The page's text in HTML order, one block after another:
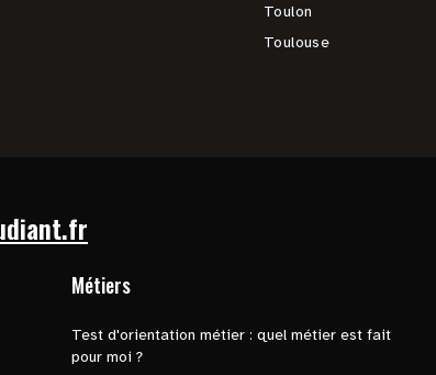
Toulon
Toulouse
Métiers
Test d'orientation métier : quel métier est fait
pour moi ?